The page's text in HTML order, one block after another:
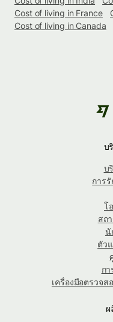
Cost of living in France
Cost of living in Canada
บ
บ
การ
โ
สถ
นั
ตัว
ก
เครื่องมือตรวจ